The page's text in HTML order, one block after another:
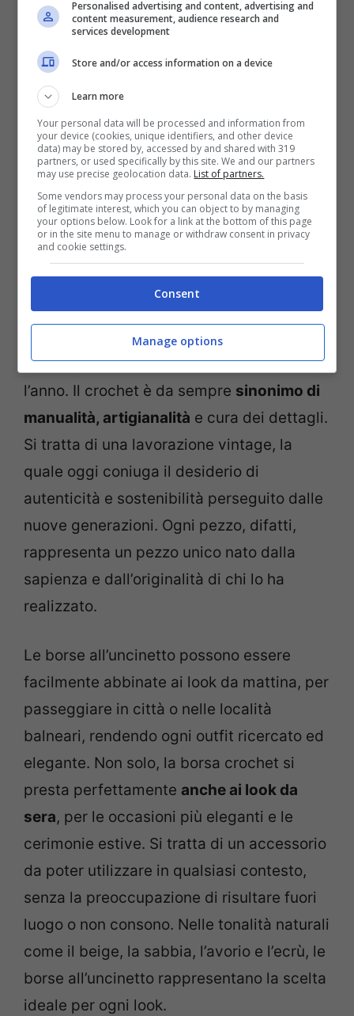
L’accessorio per l’estate 2025: il must have della
stagione – Viagginews.com
Dalle borse più semplici, fino agli uncinetti
più complessi, la borsacrochetnon può
mancare nell’armadio estivo di chi ama
essere sempre alla moda echictutto
l’anno. Il crochet è da sempre sinonimo di
manualità, artigianalità e cura dei dettagli.
Si tratta di una lavorazione vintage, la
quale oggi coniuga il desiderio di
autenticità e sostenibilità perseguito dalle
nuove generazioni. Ogni pezzo, difatti,
rappresenta un pezzo unico nato dalla
sapienza e dall’originalità di chi lo ha
realizzato.
Le borse all’uncinetto possono essere
facilmente abbinate ai look da mattina, per
passeggiare in città o nelle località
balneari, rendendo ogni outfit ricercato ed
elegante. Non solo, la borsa crochet si
presta perfettamente anche ai look da
sera, per le occasioni più eleganti e le
cerimonie estive. Si tratta di un accessorio
da poter utilizzare in qualsiasi contesto,
senza la preoccupazione di risultare fuori
luogo o non consono. Nelle tonalità naturali
come il beige, la sabbia, l’avorio e l’ecrù, le
borse all’uncinetto rappresentano la scelta
ideale per ogni look.
Personalised advertising and content, advertising and
content measurement, audience research and
services development
Store and/or access information on a device
Learn more
Your personal data will be processed and information from
your device (cookies, unique identifiers, and other device
data) may be stored by, accessed by and shared with 319
partners, or used specifically by this site. We and our partners
may use precise geolocation data. List of partners.
Some vendors may process your personal data on the basis
of legitimate interest, which you can object to by managing
your options below. Look for a link at the bottom of this page
or in the site menu to manage or withdraw consent in privacy
and cookie settings.
Consent
Manage options